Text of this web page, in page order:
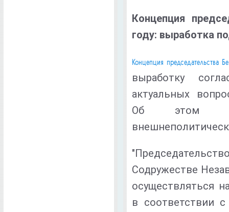
Концепция
году: выработка
Концепция председательства
выработку
актуальных
Об этом
Содружестве
осуществляться
в соответствии